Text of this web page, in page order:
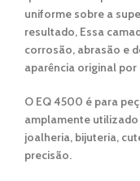
uniforme sobre a
resultado, Essa
corrosão, abrasão e
aparência original
O EQ 4500 é para
amplamente
joalheria, bijuteria,
precisão.